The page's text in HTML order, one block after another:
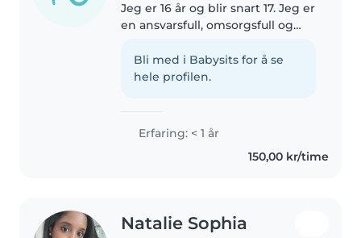
Jeg er 16 år og blir snart 17. Jeg er
en ansvarsfull, omsorgsfull og
sammen med barn. Jeg liker å
være aktiv, leke, hjelpe til med
Bli med i Babysits for å se
hele profilen.
Erfaring: < 1 år
150,00 kr/time
Natalie Sophia